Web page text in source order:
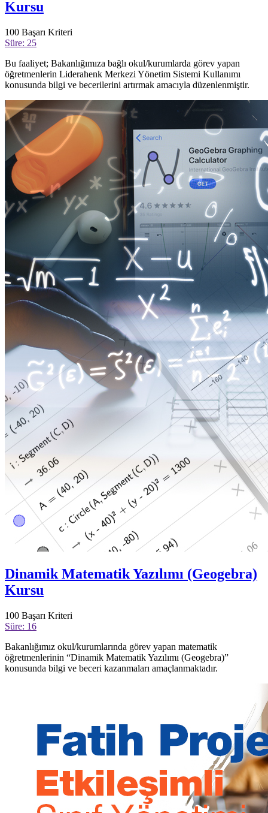
Kursu
100 Başarı Kriteri
Süre: 25
Bu faaliyet; Bakanlığımıza bağlı okul/kurumlarda görev yapan
öğretmenlerin Liderahenk Merkezi Yönetim Sistemi Kullanımı
konusunda bilgi ve becerilerini artırmak amacıyla düzenlenmiştir.
Dinamik Matematik Yazılımı (Geogebra)
Kursu
100 Başarı Kriteri
Süre: 16
Bakanlığımız okul/kurumlarında görev yapan matematik
öğretmenlerinin “Dinamik Matematik Yazılımı (Geogebra)”
konusunda bilgi ve beceri kazanmaları amaçlanmaktadır.